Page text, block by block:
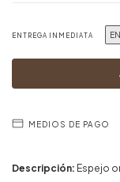
ENTREGA INMEDIATA
MEDIOS DE PAGO
Descripción: Espejo